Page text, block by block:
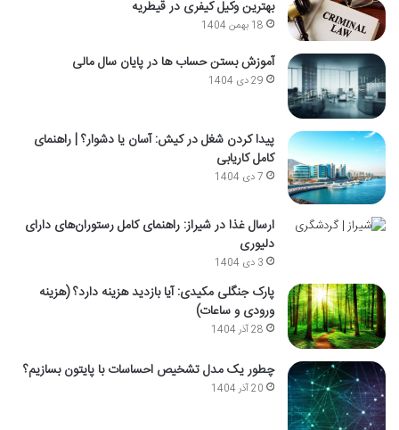
بهترین وکیل کیفری در قیطریه
18 بهمن 1404
آموزش بستن حساب ها در پایان سال مالی
29 دی 1404
پیدا کردن شغل در کیش: آسان یا دشوار؟ | راهنمای
کامل کاریابی
7 دی 1404
ارسال غذا در شیراز: راهنمای کامل رستوران‌های دارای
دلیوری
3 دی 1404
پارک جنگلی مکیدی: آیا بازدید هزینه دارد؟ (هزینه
ورودی و ساعات)
28 آذر 1404
چطور یک مدل تشخیص احساسات با پایتون بسازیم؟
20 آذر 1404